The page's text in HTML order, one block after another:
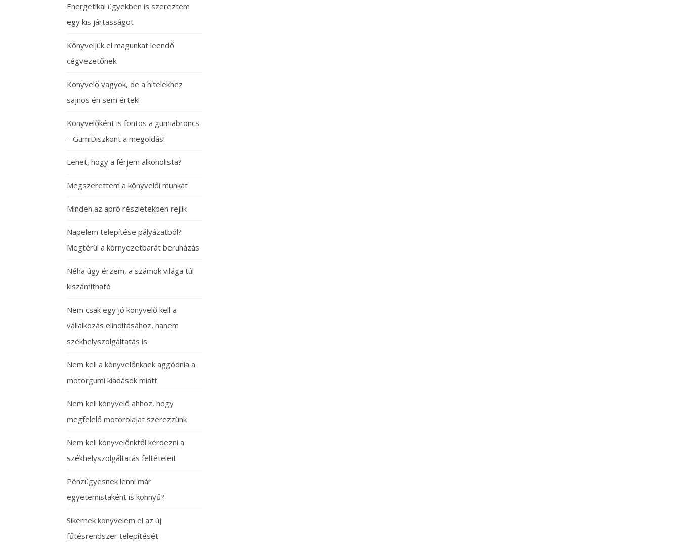
Energetikai ügyekben is szereztem
egy kis jártasságot
Könyveljük el magunkat leendő
cégvezetőnek
Könyvelő vagyok, de a hitelekhez
sajnos én sem értek!
Könyvelőként is fontos a gumiabroncs
– GumiDiszkont a megoldás!
Lehet, hogy a férjem alkoholista?
Megszerettem a könyvelői munkát
Minden az apró részletekben rejlik
Napelem telepítése pályázatból?
Megtérül a környezetbarát beruházás
Néha úgy érzem, a számok világa túl
kiszámítható
Nem csak egy jó könyvelő kell a
vállalkozás elindításához, hanem
székhelyszolgáltatás is
Nem kell a könyvelőnknek aggódnia a
motorgumi kiadások miatt
Nem kell könyvelő ahhoz, hogy
megfelelő motorolajat szerezzünk
Nem kell könyvelőnktől kérdezni a
székhelyszolgáltatás feltételeit
Pénzügyesnek lenni már
egyetemistaként is könnyű?
Sikernek könyvelem el az új
fűtésrendszer telepítését